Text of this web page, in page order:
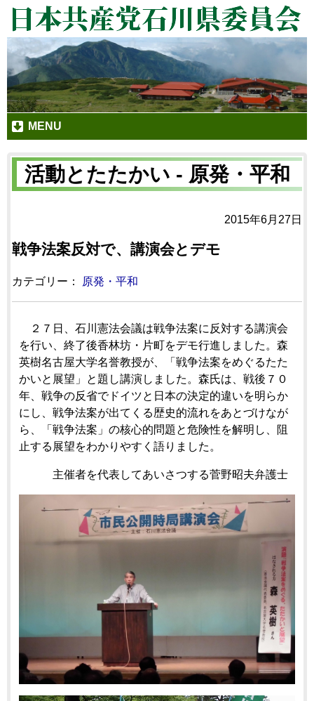
MENU
活動とたたかい - 原発・平和
2015年6月27日
戦争法案反対で、講演会とデモ
カテゴリー： 原発・平和
２７日、石川憲法会議は戦争法案に反対する講演会
を行い、終了後香林坊・片町をデモ行進しました。森
英樹名古屋大学名誉教授が、「戦争法案をめぐるたた
かいと展望」と題し講演しました。森氏は、戦後７０
年、戦争の反省でドイツと日本の決定的違いを明らか
にし、戦争法案が出てくる歴史的流れをあとづけなが
ら、「戦争法案」の核心的問題と危険性を解明し、阻
止する展望をわかりやすく語りました。
主催者を代表してあいさつする菅野昭夫弁護士